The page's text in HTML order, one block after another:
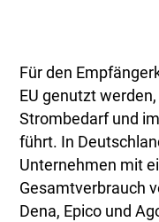
Für den
EU genutzt
Strombedarf und
führt. In
Unternehmen mit
Gesamtverbrauch
Dena, Epico und